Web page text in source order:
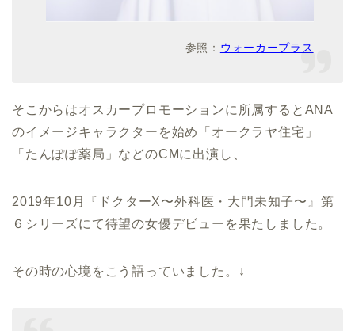
参照： ウォーカープラス
そこからはオスカープロモーションに所属するとANA
のイメージキャラクターを始め「オークラヤ住宅」
「たんぽぽ薬局」などのCMに出演し、
2019年10月『ドクターX〜外科医・大門未知子〜』第
６シリーズにて待望の女優デビューを果たしました。
その時の心境をこう語っていました。↓